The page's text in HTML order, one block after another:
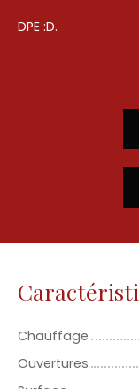
DPE :D.
Chauffage
Ouvertures